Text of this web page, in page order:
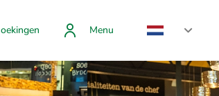
Menu